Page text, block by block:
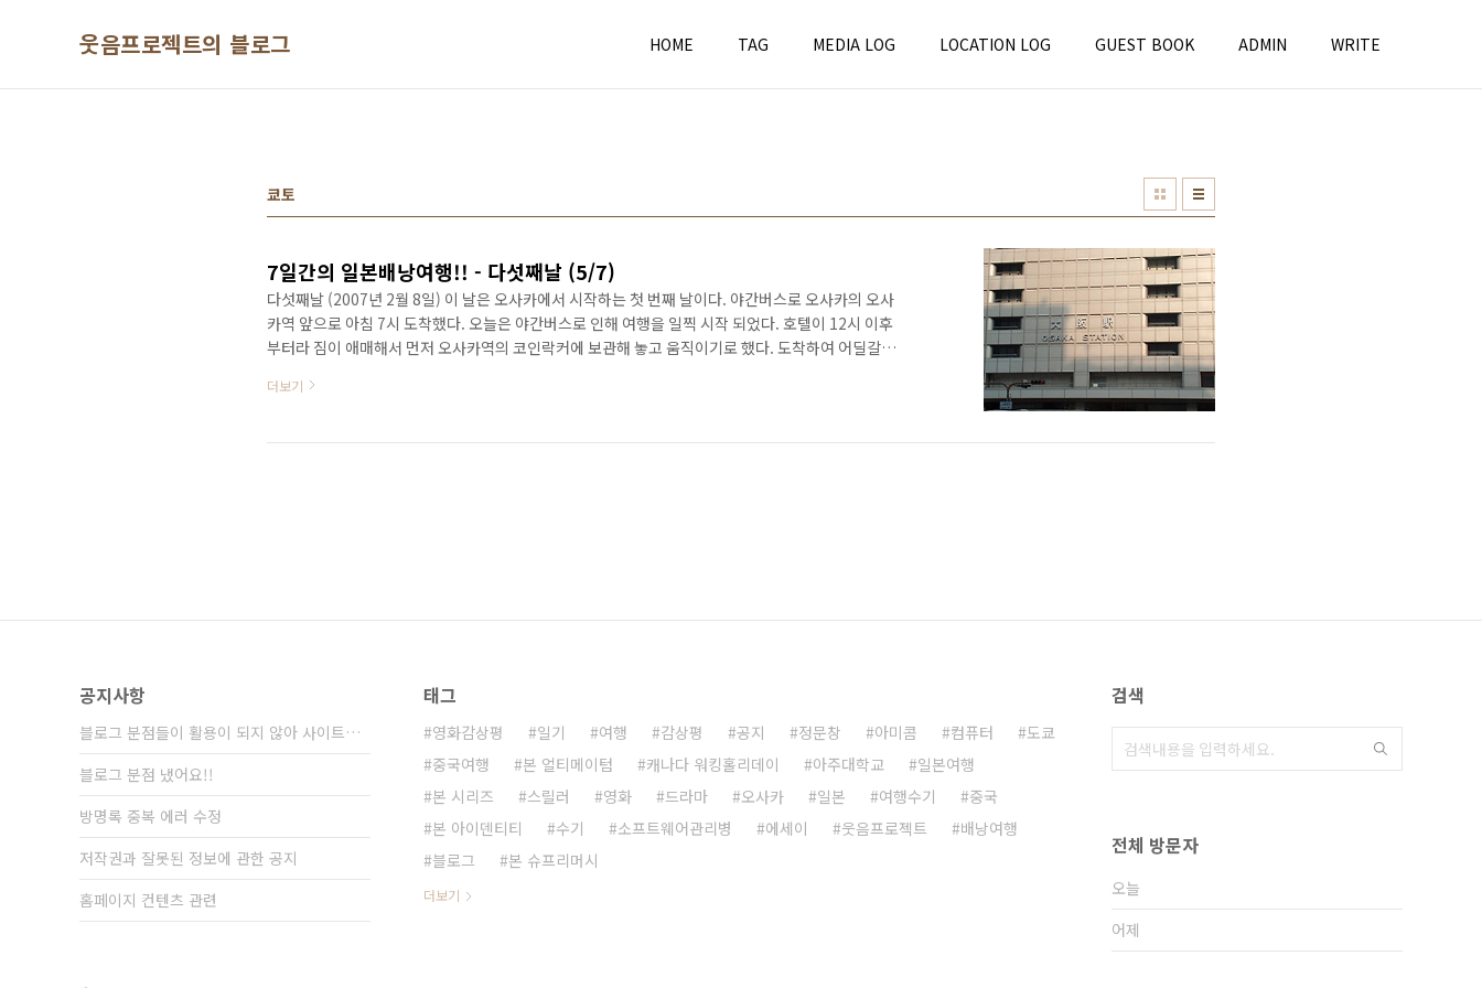
웃음프로젝트의 블로그 HOME TAG MEDIA LOG LOCATION LOG GUEST BOOK ADMIN WRITE
쿄토
7일간의 일본배낭여행!! - 다섯째날 (5/7)
다섯째날 (2007년 2월 8일) 이 날은 오사카에서 시작하는 첫 번째 날이다. 야간버스로 오사카의 오사
카역 앞으로 아침 7시 도착했다. 오늘은 야간버스로 인해 여행을 일찍 시작 되었다. 호텔이 12시 이후
부터라 짐이 애매해서 먼저 오사카역의 코인락커에 보관해 놓고 움직이기로 했다. 도착하여 어딜갈까
지 사람도 없고 매장도 준비가 덜 되어 볼만이 곳이 없어 보여 바로 여행지를 교토로 수정하여 한큐 우
JR교토센을 타면 다 빠르지만 가격도 한큐 교토센에 비싸고 스룻토 간사이 스루 패스 3일권을 미리
더보기
공지사항
블로그 분점들이 활용이 되지 않아 사이트가 통⋯
블로그 분점 냈어요!!
방명록 중복 에러 수정
저작권과 잘못된 정보에 관한 공지
홈페이지 컨텐츠 관련
태그
영화감상평 일기 여행 감상평 공지 정문창 아미콤 컴퓨터
도쿄
중국여행
본 얼티메이텀 캐나다 워킹홀리데이 아주대학교
일본여행
본 시리즈
스릴러 영화 드라마 오사카 일본 여행수기
중국
본 아이덴티티
수기 소프트웨어관리병 에세이 웃음프로젝트
배낭여행
블로그
본 슈프리머시
더보기
검색
전체 방문자
오늘
어제